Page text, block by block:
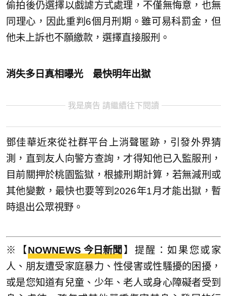
偷拍後仍選擇以戲謔方式處理，不僅無悔意，也無
同理心，因此重判6個月刑期。雖可易科罰金，但
他未上訴也不願繳款，選擇直接服刑。
消失多日真相曝光 最快明年出獄
我是廣告 請繼續往下閱讀
鄧佳華近來從社群平台上消聲匿跡，引發外界猜
測，直到友人向警方查詢，才得知他已入監服刑，
目前關押於桃園監獄，根據刑期計算，若無減刑或
其他變數，最快也要等到2026年1月才能出獄，暫
時退出公眾視野。
※【 NOWNEWS 今日新聞 】提醒：如果您或家
人、朋友遭受家庭暴力、性侵害或性騷擾的困擾，
或是您知道有兒童、少年、老人或身心障礙者受到